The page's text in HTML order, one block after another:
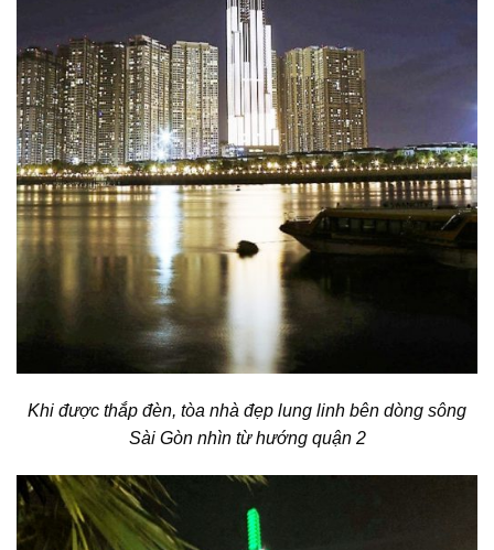
Khi được thắp đèn, tòa nhà đẹp lung linh bên dòng sông
Sài Gòn nhìn từ hướng quận 2